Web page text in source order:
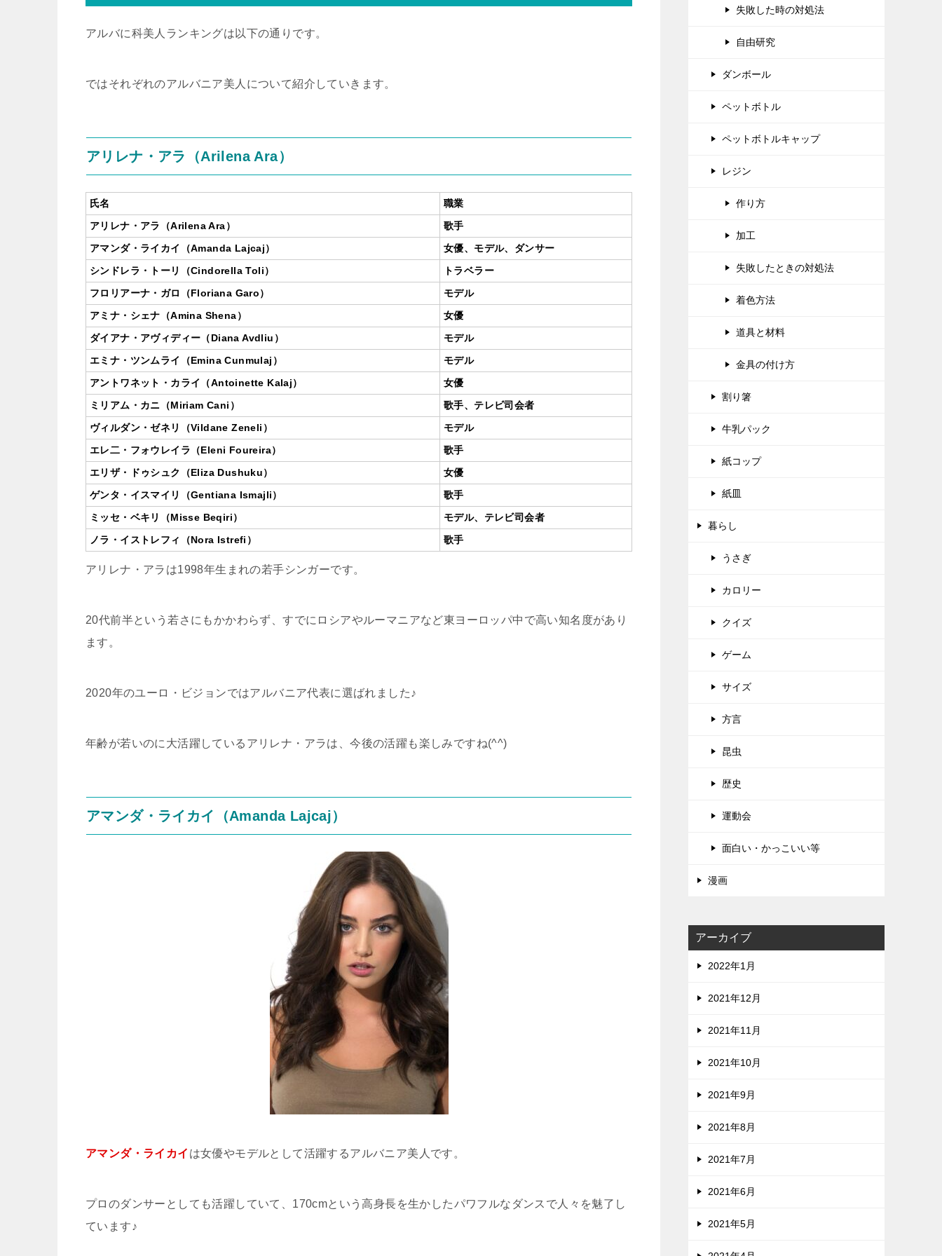
アルバに科美人ランキングは以下の通りです。
ではそれぞれのアルバニア美人について紹介していきます。
アリレナ・アラ（Arilena Ara）
氏名
職業
アリレナ・アラ（Arilena Ara）
歌手
アマンダ・ライカイ（Amanda Lajcaj）
女優、モデル、ダンサー
シンドレラ・トーリ（Cindorella Toli）
トラベラー
フロリアーナ・ガロ（Floriana Garo）
モデル
アミナ・シェナ（Amina Shena）
女優
ダイアナ・アヴィディー（Diana Avdliu）
モデル
エミナ・ツンムライ（Emina Cunmulaj）
モデル
アントワネット・カライ（Antoinette Kalaj）
女優
ミリアム・カニ（Miriam Cani）
歌手、テレビ司会者
ヴィルダン・ゼネリ（Vildane Zeneli）
モデル
エレ二・フォウレイラ（Eleni Foureira）
歌手
エリザ・ドゥシュク（Eliza Dushuku）
女優
ゲンタ・イスマイリ（Gentiana Ismajli）
歌手
ミッセ・ベキリ（Misse Beqiri）
モデル、テレビ司会者
ノラ・イストレフィ（Nora Istrefi）
歌手
アリレナ・アラは1998年生まれの若手シンガーです。
20代前半という若さにもかかわらず、すでにロシアやルーマニアなど東ヨーロッパ中で高い知名度があり
ます。
2020年のユーロ・ビジョンではアルバニア代表に選ばれました♪
年齢が若いのに大活躍しているアリレナ・アラは、今後の活躍も楽しみですね(^^)
アマンダ・ライカイ（Amanda Lajcaj）
アマンダ・ライカイ は女優やモデルとして活躍するアルバニア美人です。
プロのダンサーとしても活躍していて、170cmという高身長を生かしたパワフルなダンスで人々を魅了し
ています♪
失敗した時の対処法
自由研究
ダンボール
ペットボトル
ペットボトルキャップ
レジン
作り方
加工
失敗したときの対処法
着色方法
道具と材料
金具の付け方
割り箸
牛乳パック
紙コップ
紙皿
暮らし
うさぎ
カロリー
クイズ
ゲーム
サイズ
方言
昆虫
歴史
運動会
面白い・かっこいい等
漫画
アーカイブ
2022年1月
2021年12月
2021年11月
2021年10月
2021年9月
2021年8月
2021年7月
2021年6月
2021年5月